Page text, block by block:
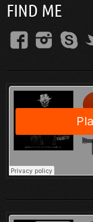
FIND ME